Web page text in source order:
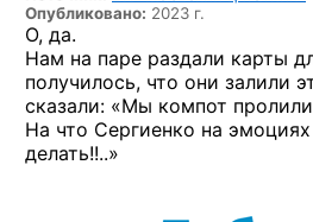
Опубликовано: 2023 г.
О, да.
Нам на паре раздали карты
получилось, что они залили
сказали: «Мы компот
На что Сергиенко на
делать!!..»